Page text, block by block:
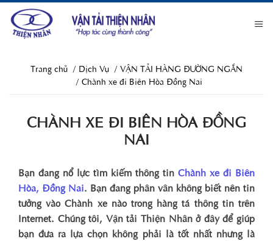
Trang chủ Dịch Vụ
VẬN TẢI HÀNG ĐƯỜNG NGẮN
Chành xe đi Biên Hòa Đồng Nai
CHÀNH XE ĐI BIÊN HÒA ĐỒNG
NAI
Bạn đang nổ lực tìm kiếm thông tin Chành xe đi Biên
Hòa, Đồng Nai. Bạn đang phân vân không biết nên tin
tưởng vào Chành xe nào trong hàng tá thông tin trên
Internet. Chúng tôi, Vận tải Thiện Nhân ở đây để giúp
bạn đưa ra lựa chọn không phải là tốt nhất nhưng là